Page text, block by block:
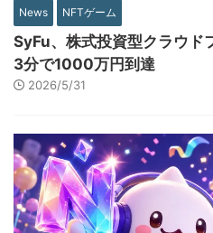
News NFTゲーム
SyFu、株式投資型クラウド
3分で1000万円到達
2026/5/31